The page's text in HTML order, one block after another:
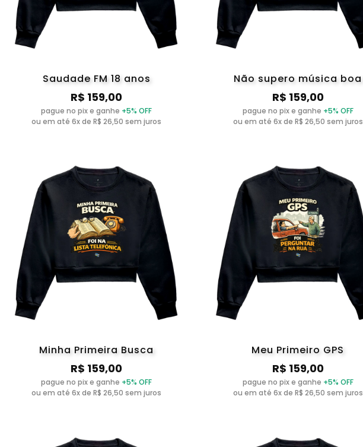
Saudade FM 18 anos
R$ 159,00
pague no pix e ganhe +5% OFF
ou em até 6x de R$ 26,50 sem juros
Não supero música boa
R$ 159,00
pague no pix e ganhe +5% OFF
ou em até 6x de R$ 26,50 sem juros
Minha Primeira Busca
R$ 159,00
pague no pix e ganhe +5% OFF
ou em até 6x de R$ 26,50 sem juros
Meu Primeiro GPS
R$ 159,00
pague no pix e ganhe +5% OFF
ou em até 6x de R$ 26,50 sem juros